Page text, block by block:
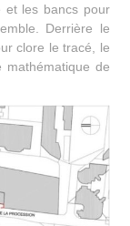
et les bancs pour
Derrière le
clore le tracé, le
de